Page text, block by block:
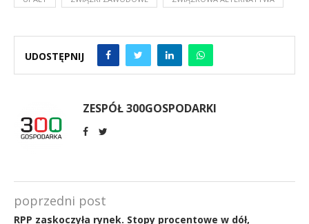
UDOSTĘPNIJ
ZESPÓŁ 300GOSPODARKI
poprzedni post
RPP zaskoczyła rynek. Stopy procentowe w dół,